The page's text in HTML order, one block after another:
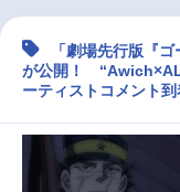
マンガ・ラノベ ゲー
2.5次元
「劇場先行版『
が公開！
ーティストコメント到